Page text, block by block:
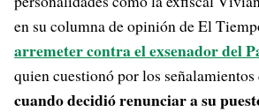
en su columna de opinión de El
arremeter contra el exsenador del
quien cuestionó por los señalamientos
cuando decidió renunciar a su